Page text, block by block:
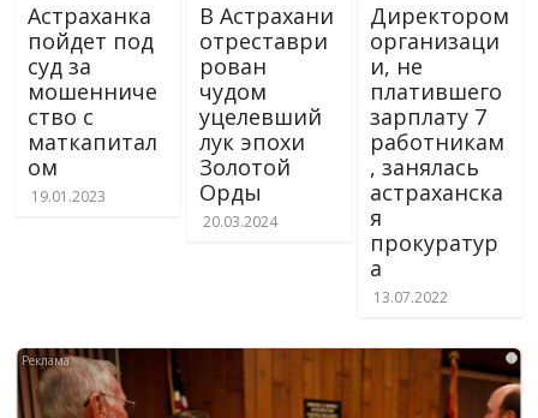
Астраханка
пойдет под
суд за
мошенниче
ство с
маткапитал
ом
19.01.2023
В Астрахани
отреставри
рован
чудом
уцелевший
лук эпохи
Золотой
Орды
20.03.2024
Директором
организаци
и, не
платившего
зарплату 7
работникам
, занялась
астраханска
я
прокуратур
а
13.07.2022
i